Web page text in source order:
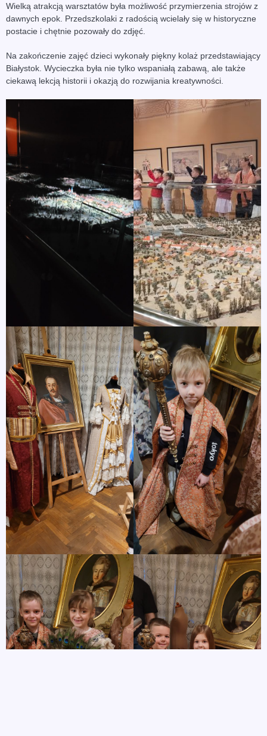
Wielką atrakcją warsztatów była możliwość przymierzenia strojów z
dawnych epok. Przedszkolaki z radością wcielały się w historyczne
postacie i chętnie pozowały do zdjęć.
Na zakończenie zajęć dzieci wykonały piękny kolaż przedstawiający
Białystok. Wycieczka była nie tylko wspaniałą zabawą, ale także
ciekawą lekcją historii i okazją do rozwijania kreatywności.